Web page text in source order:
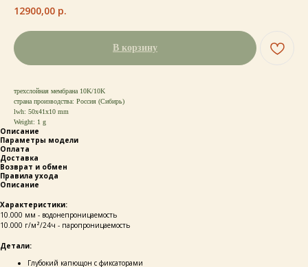
12900,00 р.
В корзину
трехслойная мембрана 10K/10K
страна производства: Россия (Сибирь)
lwh: 50x41x10 mm
Weight: 1 g
Описание
Параметры модели
Оплата
Доставка
Возврат и обмен
Правила ухода
Описание
Характеристики:
10.000 мм - водонепроницаемость
10.000 г/м²/24ч - паропроницаемость
Детали:
Глубокий капющон с фиксаторами